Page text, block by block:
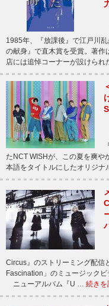
1985年、『放課後』で江戸川
の献身』で直木賞を受賞。著
店には追悼コーナーが設けら
たNCT WISHが、この夏を爽や
本語をタイトルにしたオリジ
Circus』のストリーミング配信
Fascination」のミュージック
ニューアルバム『U … 続きを